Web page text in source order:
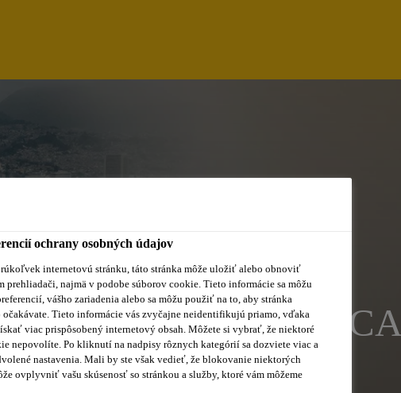
-
ochrany osobných údajov
internetovú stránku, táto stránka môže uložiť alebo obnoviť
prehliadači, najmä v podobe súborov cookie. Tieto informácie sa môžu
vášho zariadenia alebo sa môžu použiť na to, aby stránka
Tieto informácie vás zvyčajne neidentifikujú priamo, vďaka
viac prispôsobený internetový obsah. Môžete si vybrať, že niektoré
nepovolíte. Po kliknutí na nadpisy rôznych kategórií sa dozviete viac a
nastavenia. Mali by ste však vedieť, že blokovanie niektorých
ovplyvniť vašu skúsenosť so stránkou a služby, ktoré vám môžeme